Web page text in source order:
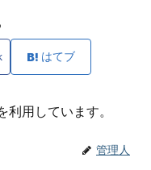
はてブ
利用しています。
管理人